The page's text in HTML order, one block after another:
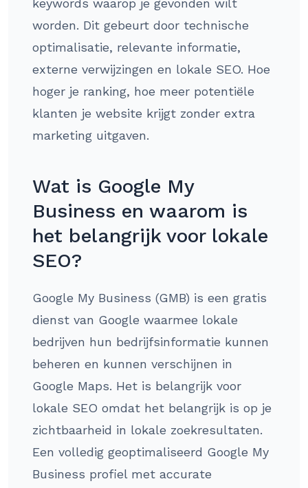
keywords waarop je gevonden wilt
worden. Dit gebeurt door technische
optimalisatie, relevante informatie,
externe verwijzingen en lokale SEO. Hoe
hoger je ranking, hoe meer potentiële
klanten je website krijgt zonder extra
marketing uitgaven.
Wat is Google My
Business en waarom is
het belangrijk voor lokale
SEO?
Google My Business (GMB) is een gratis
dienst van Google waarmee lokale
bedrijven hun bedrijfsinformatie kunnen
beheren en kunnen verschijnen in
Google Maps. Het is belangrijk voor
lokale SEO omdat het belangrijk is op je
zichtbaarheid in lokale zoekresultaten.
Een volledig geoptimaliseerd Google My
Business profiel met accurate